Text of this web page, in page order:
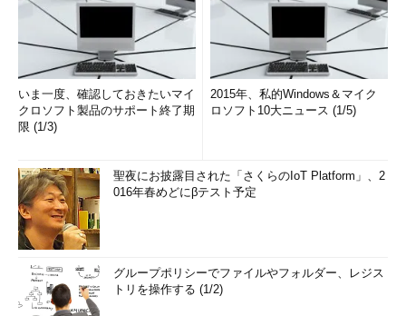
いま一度、確認しておきたいマイ
クロソフト製品のサポート終了期
限 (1/3)
2015年、私的Windows＆マイク
ロソフト10大ニュース (1/5)
聖夜にお披露目された「さくらのIoT Platform」、2
016年春めどにβテスト予定
グループポリシーでファイルやフォルダー、レジス
トリを操作する (1/2)